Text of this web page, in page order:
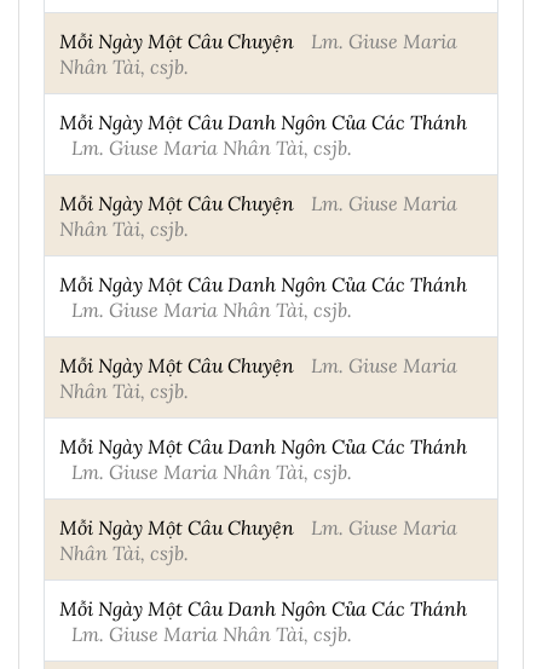
Mỗi Ngày Một Câu Chuyện
Lm. Giuse Maria
Nhân Tài, csjb.
Mỗi Ngày Một Câu Danh Ngôn Của Các Thánh
Lm. Giuse Maria Nhân Tài, csjb.
Mỗi Ngày Một Câu Chuyện
Lm. Giuse Maria
Nhân Tài, csjb.
Mỗi Ngày Một Câu Danh Ngôn Của Các Thánh
Lm. Giuse Maria Nhân Tài, csjb.
Mỗi Ngày Một Câu Chuyện
Lm. Giuse Maria
Nhân Tài, csjb.
Mỗi Ngày Một Câu Danh Ngôn Của Các Thánh
Lm. Giuse Maria Nhân Tài, csjb.
Mỗi Ngày Một Câu Chuyện
Lm. Giuse Maria
Nhân Tài, csjb.
Mỗi Ngày Một Câu Danh Ngôn Của Các Thánh
Lm. Giuse Maria Nhân Tài, csjb.